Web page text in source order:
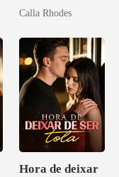
Calla Rhodes
Hora de deixar